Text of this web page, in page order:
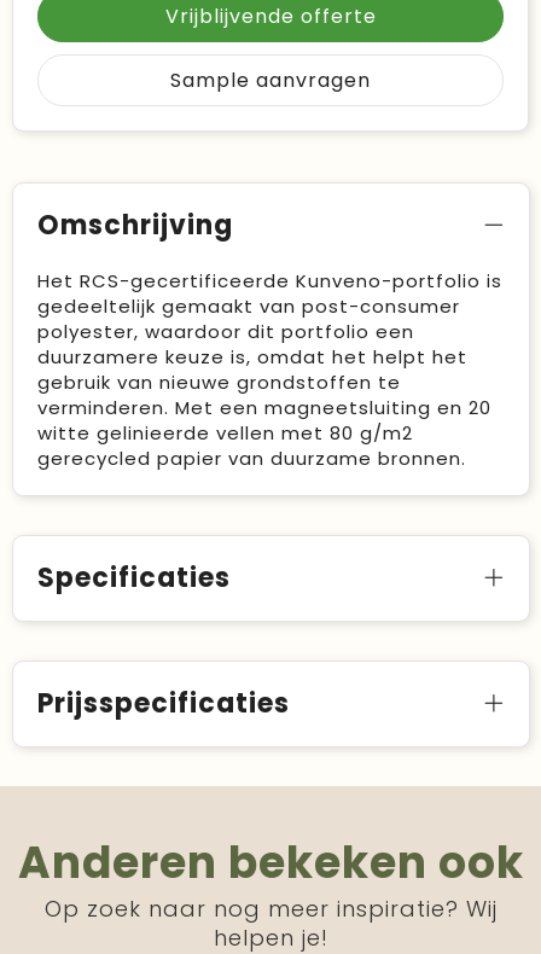
Vrijblijvende offerte
Sample aanvragen
Omschrijving
Het RCS-gecertificeerde Kunveno-portfolio is
gedeeltelijk gemaakt van post-consumer
polyester, waardoor dit portfolio een
duurzamere keuze is, omdat het helpt het
gebruik van nieuwe grondstoffen te
verminderen. Met een magneetsluiting en 20
witte gelinieerde vellen met 80 g/m2
gerecycled papier van duurzame bronnen.
Specificaties
Prijsspecificaties
Anderen bekeken ook
Op zoek naar nog meer inspiratie? Wij
helpen je!